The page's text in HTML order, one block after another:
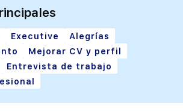
Executive
Alegrías
Mejorar CV y perfil
Entrevista de trabajo